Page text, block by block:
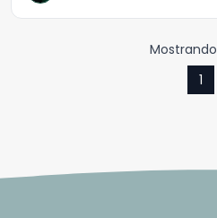
Mostrando
1